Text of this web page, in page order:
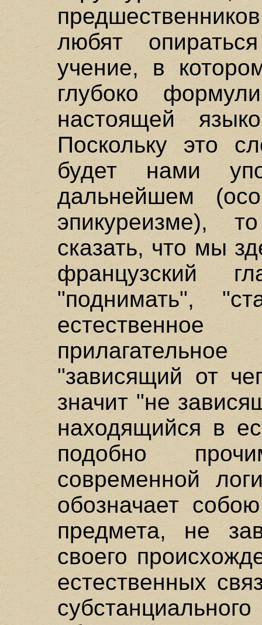
любят
учение, в
глубоко
настоящей
Поскольку это
будет нами
дальнейшем
эпикуреизме),
сказать, что мы
французский
"поднимать",
"зависящий от
значит "не
находящийся в
подобно
современной
обозначает
предмета, не
своего
естественных